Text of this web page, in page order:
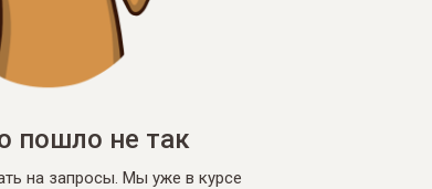
пошло не так
на запросы. Мы уже в курсе